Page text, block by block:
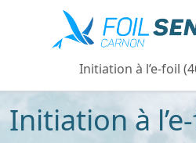
Initiation à l’e-foil
Initiation à